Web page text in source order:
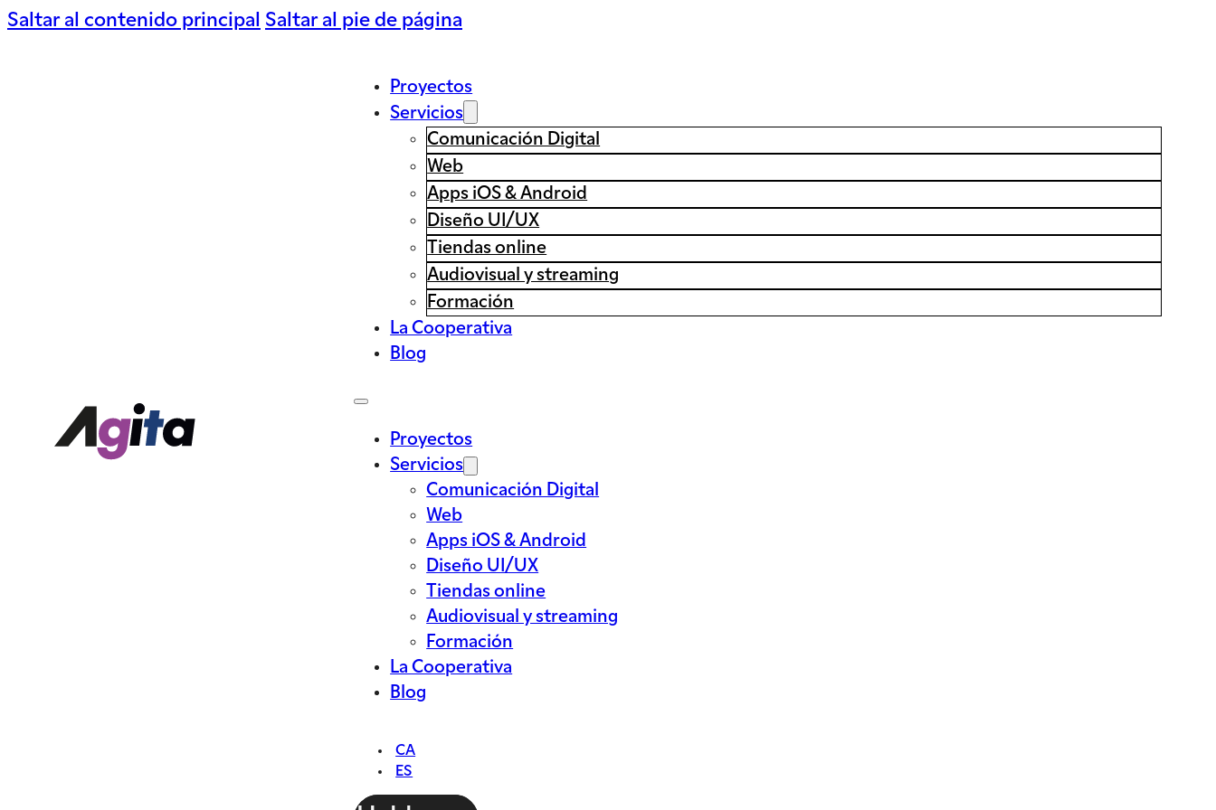
Saltar al contenido principal Saltar al pie de página
Proyectos
Servicios
Comunicación Digital
Web
Apps iOS & Android
Diseño UI/UX
Tiendas online
Audiovisual y streaming
Formación
La Cooperativa
Blog
Proyectos
Servicios
Comunicación Digital
Web
Apps iOS & Android
Diseño UI/UX
Tiendas online
Audiovisual y streaming
Formación
La Cooperativa
Blog
CA
ES